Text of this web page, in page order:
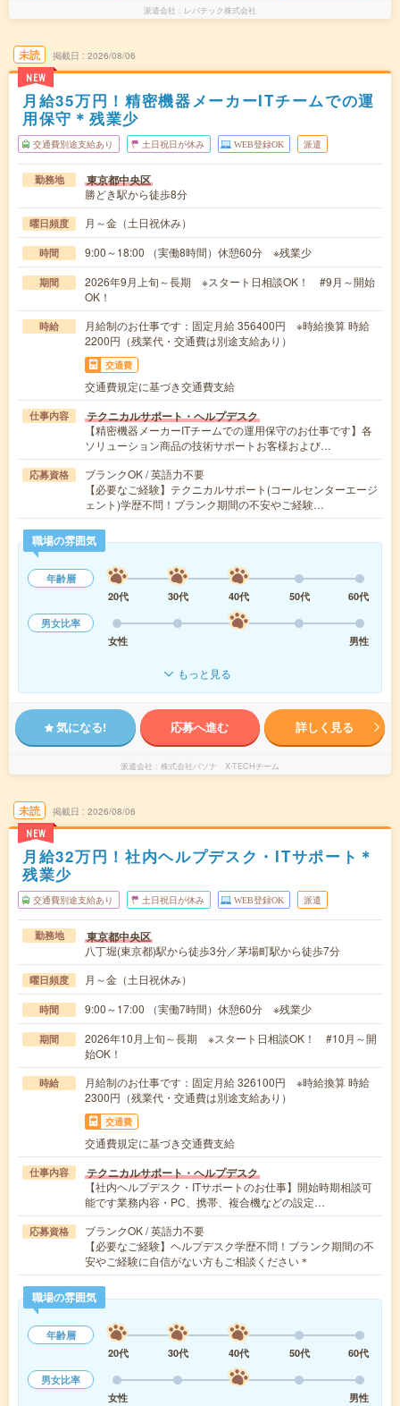
派遣会社 レバテック株式会社
未読
NEW
掲載日 2026/08/06
月給35万円！精密機器メーカーITチームでの運
用保守＊残業少
交通費別途支給あり 土日祝日が休み WEB登録OK 派遣
勤務地 東京都中央区
勝どき駅から徒歩8分
曜日頻度 月～金（土日祝休み）
時間 9:00～18:00 （実働8時間）休憩60分 ※残業少
期間
2026年9月上旬～長期 ※スタート日相談OK！ #9月～開始
OK！
時給
月給制のお仕事です：固定月給 356400円 ※時給換算 時給
2200円（残業代・交通費は別途支給あり）
交通費
交通費規定に基づき交通費支給
仕事内容 テクニカルサポート・ヘルプデスク
【精密機器メーカーITチームでの運用保守のお仕事です】各
ソリューション商品の技術サポートお客様および…
応募資格
ブランクOK / 英語力不要
【必要なご経験】テクニカルサポート(コールセンターエージ
ェント)学歴不問！ブランク期間の不安やご経験…
職場の雰囲気
年齢層
20代
30代 40代 50代
60代
男女比率
女性
男性
もっと見る
気になる! 応募へ進む 詳しく見る
派遣会社 株式会社パソナ X-TECHチーム
未読
NEW
掲載日 2026/08/06
月給32万円！社内ヘルプデスク・ITサポート＊
残業少
交通費別途支給あり 土日祝日が休み WEB登録OK 派遣
勤務地 東京都中央区
八丁堀(東京都)駅から徒歩3分／茅場町駅から徒歩7分
曜日頻度 月～金（土日祝休み）
時間 9:00～17:00 （実働7時間）休憩60分 ※残業少
期間
2026年10月上旬～長期 ※スタート日相談OK！ #10月～開
始OK！
時給
月給制のお仕事です：固定月給 326100円 ※時給換算 時給
2300円（残業代・交通費は別途支給あり）
交通費
交通費規定に基づき交通費支給
仕事内容 テクニカルサポート・ヘルプデスク
【社内ヘルプデスク・ITサポートのお仕事】開始時期相談可
能です業務内容・PC、携帯、複合機などの設定…
応募資格
ブランクOK / 英語力不要
【必要なご経験】ヘルプデスク学歴不問！ブランク期間の不
安やご経験に自信がない方もご相談ください＊
職場の雰囲気
年齢層
20代
30代 40代 50代
60代
男女比率
女性
男性